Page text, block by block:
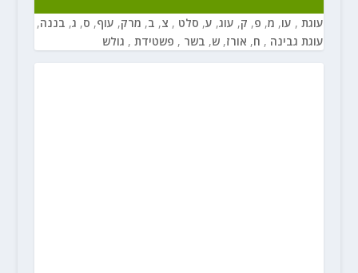
עוגת , עו, מ, פ, ק, עוג, ע, סלט , צ, ב, מרק, עוף, ס, ג, בננה,
עוגת גבינה , ח, אורז, ש, בשר , פשטידת , גולש